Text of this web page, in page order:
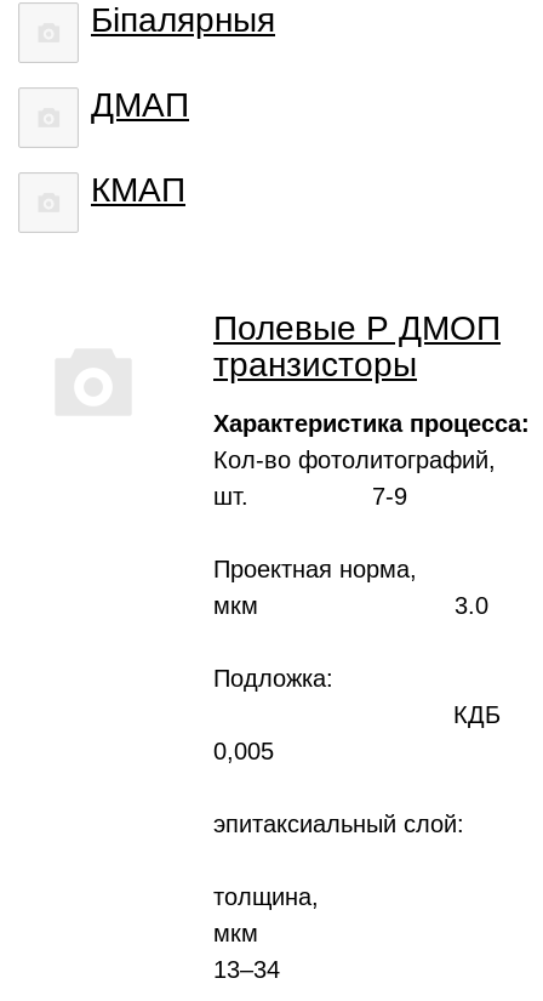
Біпалярныя
ДМАП
КМАП
Полевые Р ДМОП
транзисторы
Характеристика процесса:
Кол-во фотолитографий,
шт. 7-9
Проектная норма,
мкм 3.0
Подложка:
КДБ
0,005
эпитаксиальный слой:
толщина,
мкм
13–34